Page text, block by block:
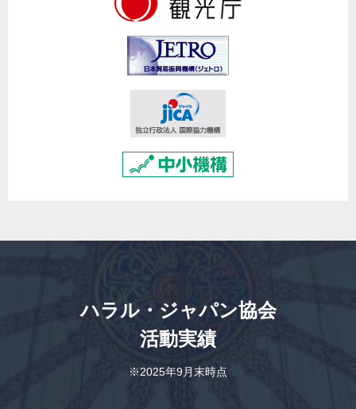
ハラル・ジャパン協会
活動実績
※2025年9月末時点